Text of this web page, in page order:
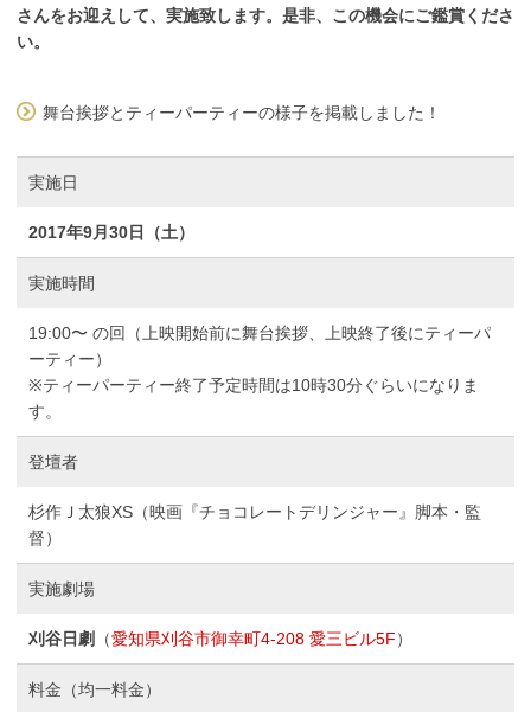
さんをお迎えして、実施致します。是非、この機会にご鑑賞くださ
い。
舞台挨拶とティーパーティーの様子を掲載しました！
実施日
2017年9月30日（土）
実施時間
19:00〜 の回（上映開始前に舞台挨拶、上映終了後にティーパ
ーティー）
※ティーパーティー終了予定時間は10時30分ぐらいになりま
す。
登壇者
杉作Ｊ太狼XS（映画『チョコレートデリンジャー』脚本・監
督）
実施劇場
刈谷日劇 （愛知県刈谷市御幸町4-208 愛三ビル5F）
料金（均一料金）